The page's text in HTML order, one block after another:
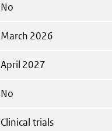
No
March 2026
April 2027
No
Clinical trials